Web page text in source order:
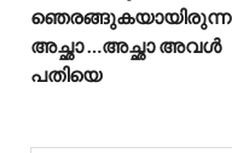
അച്ഛാ …അച്ഛാ അവൾ
പതിയെ